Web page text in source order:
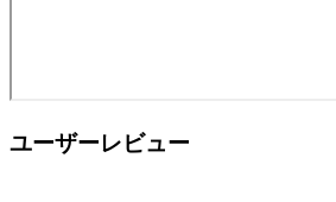
ユーザーレビュー